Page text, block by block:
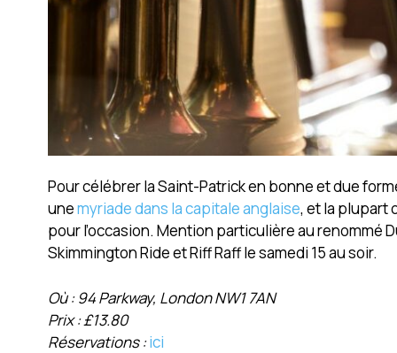
Pour célébrer la Saint-Patrick en bonne et due
unemyriade dans la capitale anglaise, et la plupart
pour l’occasion. Mention particulière au renommé
Skimmington Ride et Riff Raff le samedi 15 au soir.
Où : 94 Parkway, London NW1 7AN
Prix : £13.80
Réservations :ici